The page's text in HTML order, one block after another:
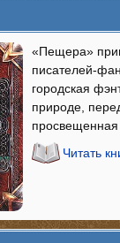
«Пещера»
писателей-
городская
природе,
просвещенная
Читать